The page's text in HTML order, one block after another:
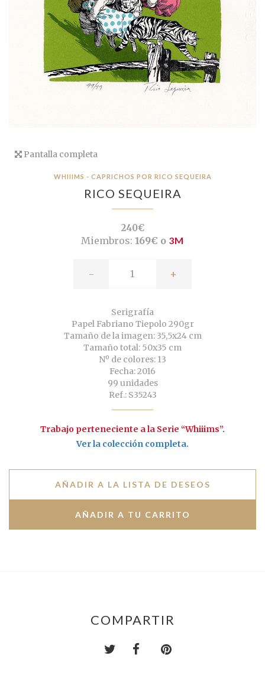
Pantalla completa
WHIIIMS - CAPRICHOS POR RICO SEQUEIRA
RICO SEQUEIRA
240€
Miembros: 169€ o 3M
- +
Serigrafía
Papel Fabriano Tiepolo 290gr
Tamaño de la imagen: 35,5x24 cm
Tamaño total: 50x35 cm
Nº de colores: 13
Fecha: 2016
99 unidades
Ref.: S35243
Trabajo perteneciente a la Serie “Whiiims”.
Ver la colección completa.
AÑADIR A LA LISTA DE DESEOS
COMPARTIR